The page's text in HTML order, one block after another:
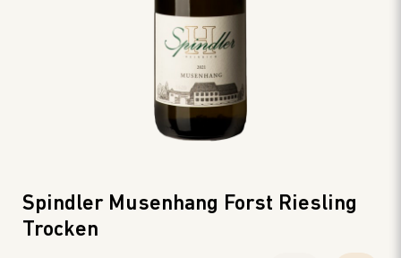
Spindler Musenhang Forst Riesling
Trocken